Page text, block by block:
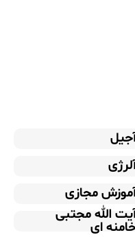
مجازی
الله مجتبی
ای